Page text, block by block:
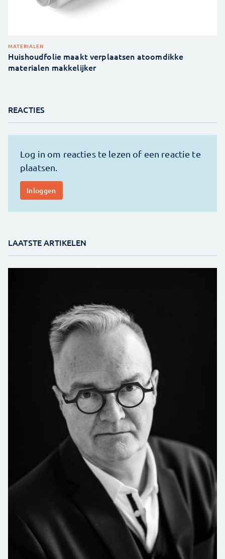
MATERIALEN
Huishoudfolie maakt verplaatsen atoomdikke
materialen makkelijker
REACTIES
LAATSTE ARTIKELEN